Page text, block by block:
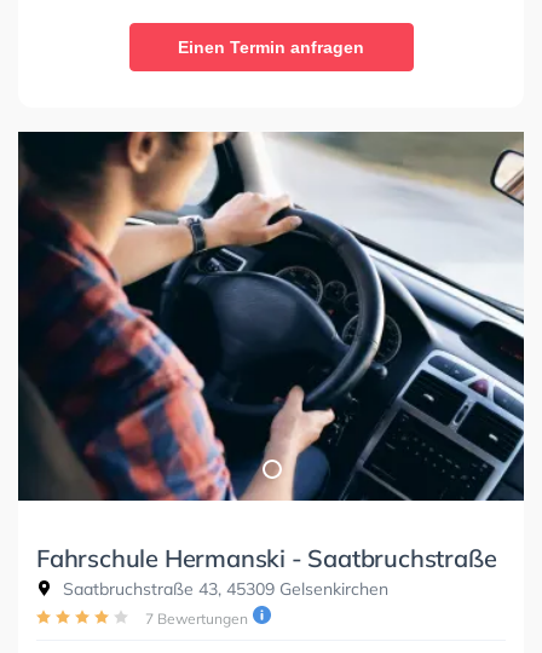
Einen Termin anfragen
Fahrschule Hermanski - Saatbruchstraße
Saatbruchstraße 43, 45309 Gelsenkirchen
7 Bewertungen